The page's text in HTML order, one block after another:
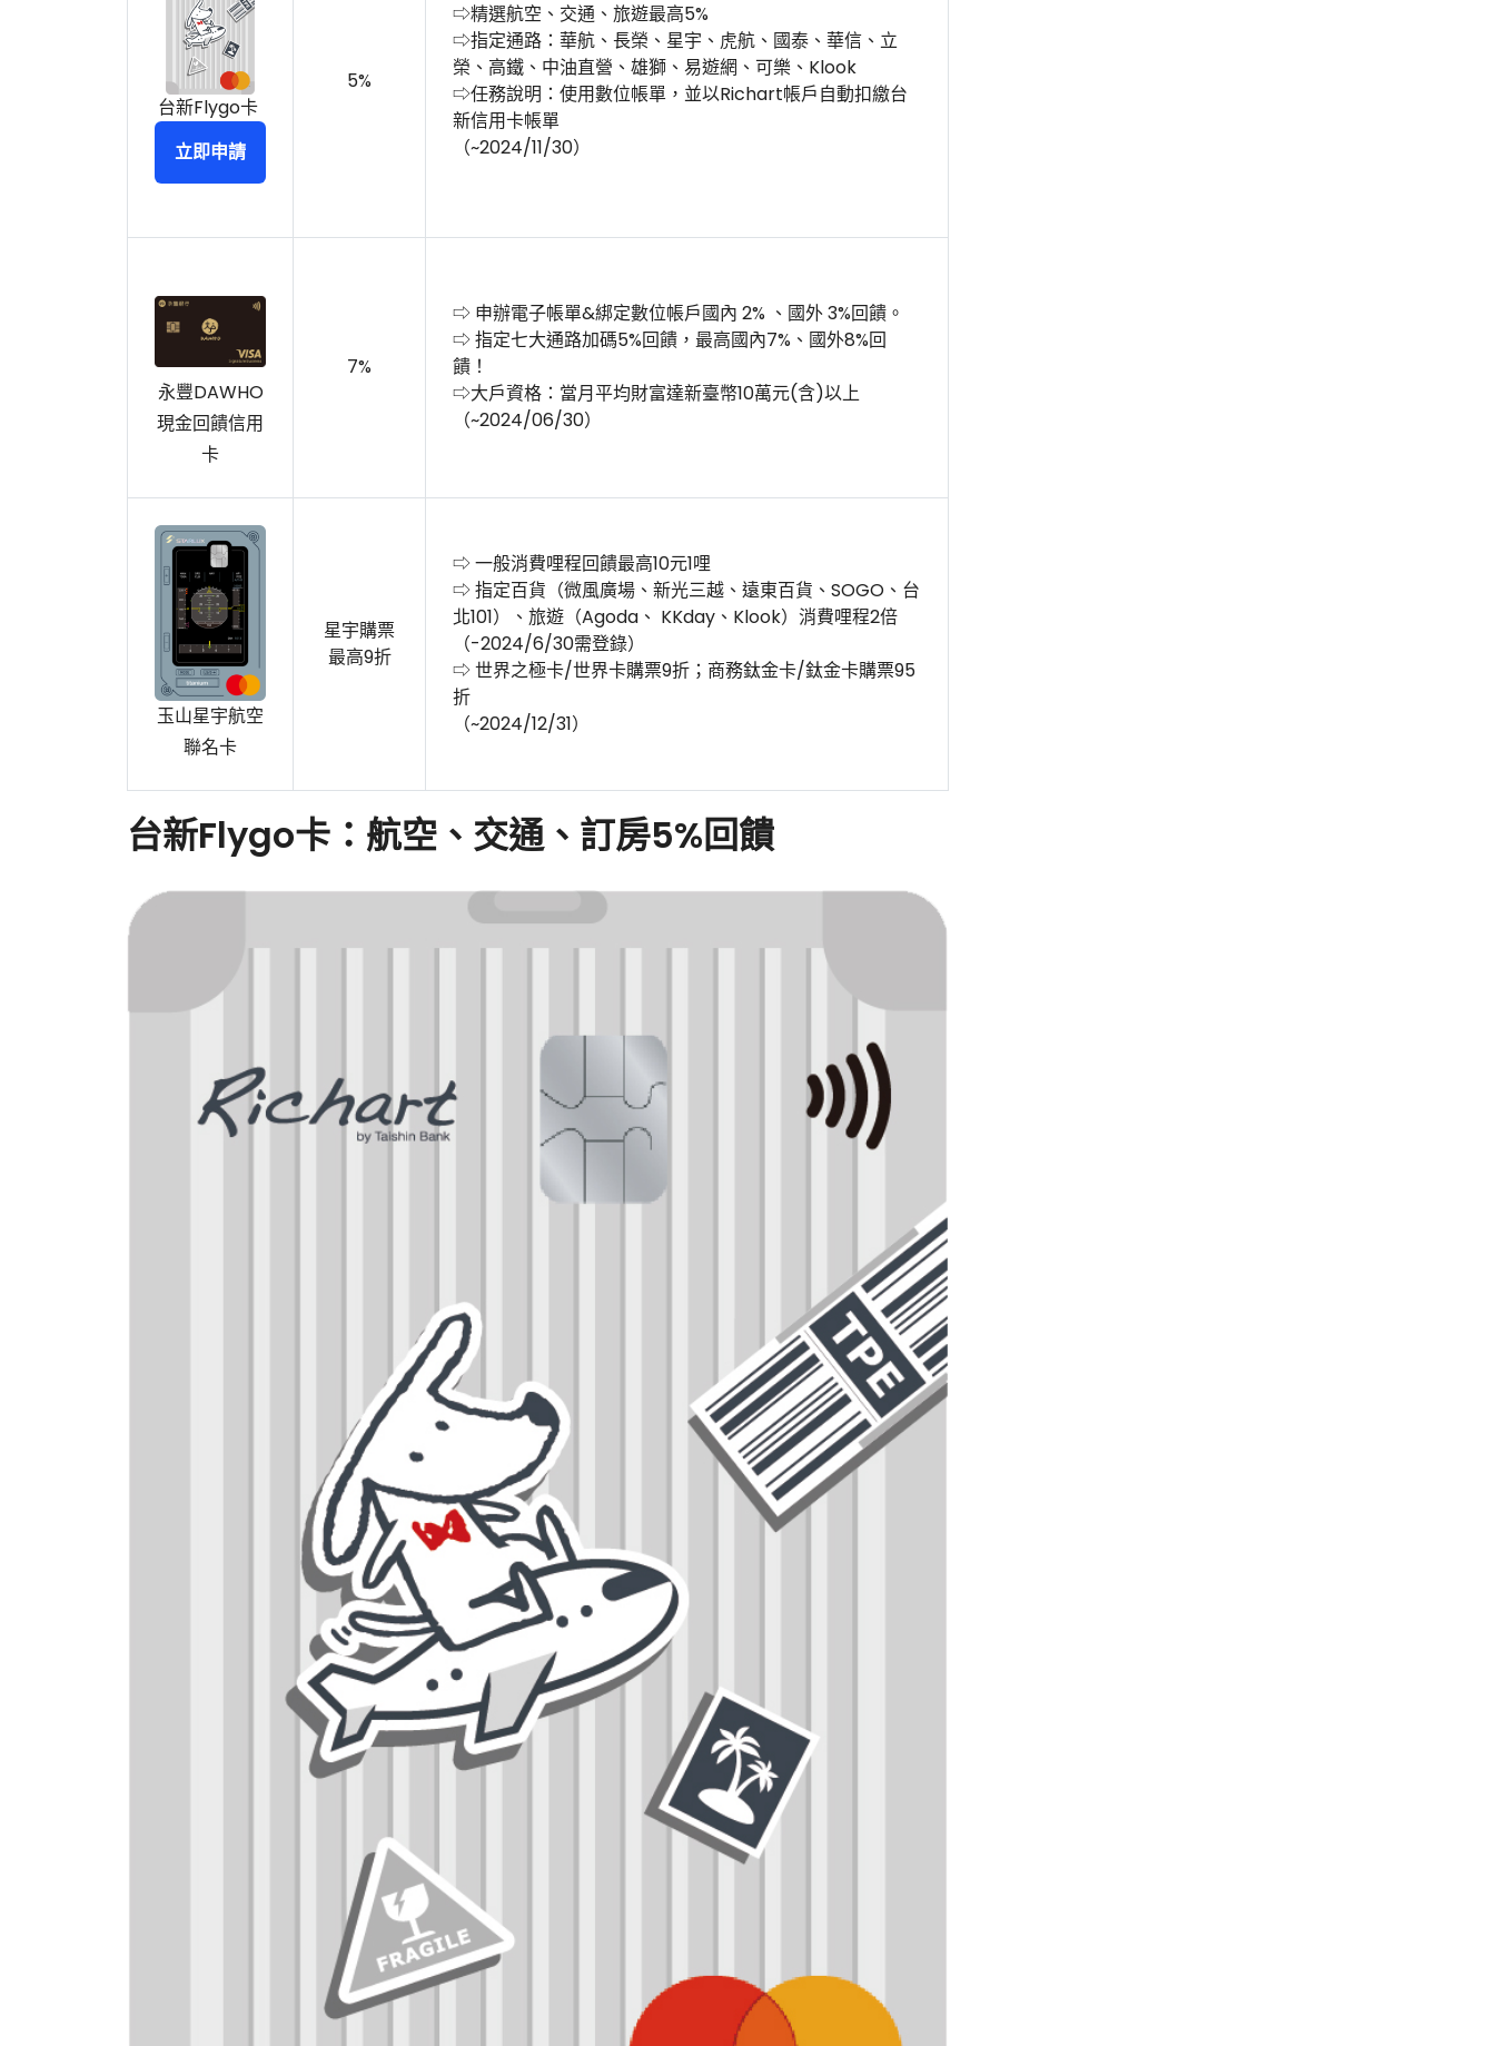
台新Flygo卡
立即申請
5%
⇨精選航空、交通、旅遊最高5%
⇨指定通路：華航、長榮、星宇、虎航、國泰、華信、立
榮、高鐵、中油直營、雄獅、易遊網、可樂、Klook
⇨任務說明：使用數位帳單，並以Richart帳戶自動扣繳台
新信用卡帳單
（~2024/11/30）
永豐DAWHO
現金回饋信用
卡
7%
⇨ 申辦電子帳單&綁定數位帳戶國內 2% 、國外 3%回饋。
⇨ 指定七大通路加碼5%回饋，最高國內7%、國外8%回
饋！
⇨大戶資格：當月平均財富達新臺幣10萬元(含)以上
（~2024/06/30）
玉山星宇航空
聯名卡
星宇購票
最高9折
⇨ 一般消費哩程回饋最高10元1哩
⇨ 指定百貨（微風廣場、新光三越、遠東百貨、SOGO、台
北101）、旅遊（Agoda、 KKday、Klook）消費哩程2倍
（-2024/6/30需登錄）
⇨ 世界之極卡/世界卡購票9折；商務鈦金卡/鈦金卡購票95
折
（~2024/12/31）
台新Flygo卡：航空、交通、訂房5%回饋